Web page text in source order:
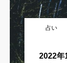
占い
2022年